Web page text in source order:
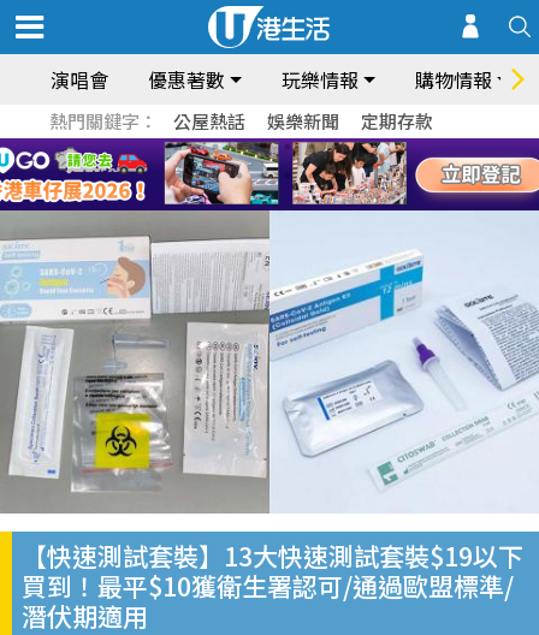
演唱會 優惠著數 玩樂情報 購物情報
熱門關鍵字： 公屋熱話 娛樂新聞 定期存款
【快速測試套裝】13大快速測試套裝$19以下
買到！最平$10獲衛生署認可/通過歐盟標準/
潛伏期適用